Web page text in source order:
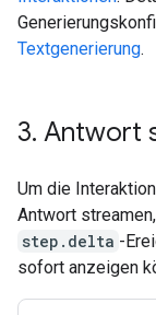
Textgenerierung.
3. Antwort
Um die
Antwort
step.delta -
sofort anzeigen